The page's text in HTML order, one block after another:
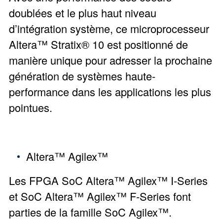
doublées et le plus haut niveau
d’intégration système, ce microprocesseur
Altera™ Stratix® 10 est positionné de
manière unique pour adresser la prochaine
génération de systèmes haute-
performance dans les applications les plus
pointues.
Altera™ Agilex™
Les FPGA SoC Altera™ Agilex™ I-Series
et SoC Altera™ Agilex™ F-Series font
parties de la famille SoC Agilex™.